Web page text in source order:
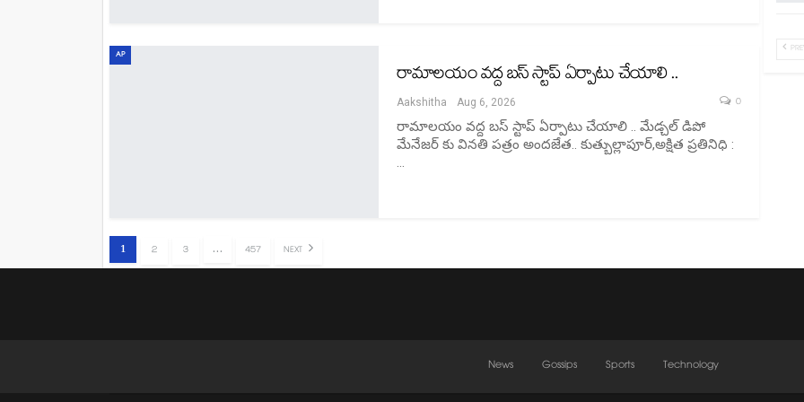
AP
రామాలయం వద్ద బస్ స్టాప్ ఏర్పాటు చేయాలి ..
Aakshitha Aug 6, 2026 0
రామాలయం వద్ద బస్ స్టాప్ ఏర్పాటు చేయాలి .. మేడ్చల్ డిపో
మేనేజర్ కు వినతి పత్రం అందజేత.. కుత్బుల్లాపూర్,అక్షిత ప్రతినిధి :
…
1 2 3 … 457 NEXT
News Gossips Sports Technology